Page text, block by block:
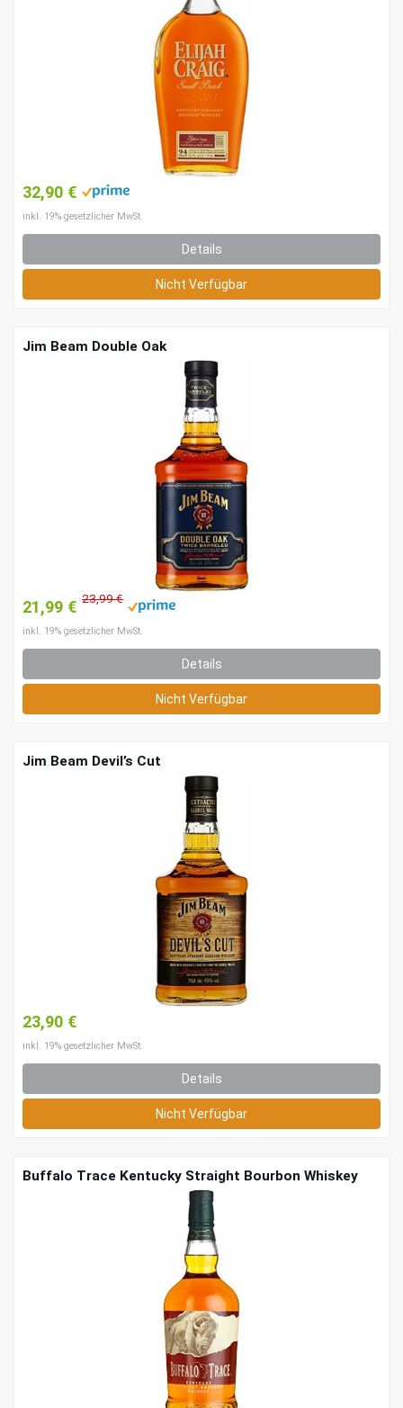
32,90 €
inkl. 19% gesetzlicher MwSt.
Details
Nicht Verfügbar
Jim Beam Double Oak
21,99 € 23,99 €
inkl. 19% gesetzlicher MwSt.
Details
Nicht Verfügbar
Jim Beam Devil’s Cut
23,90 €
inkl. 19% gesetzlicher MwSt.
Details
Nicht Verfügbar
Buffalo Trace Kentucky Straight Bourbon Whiskey